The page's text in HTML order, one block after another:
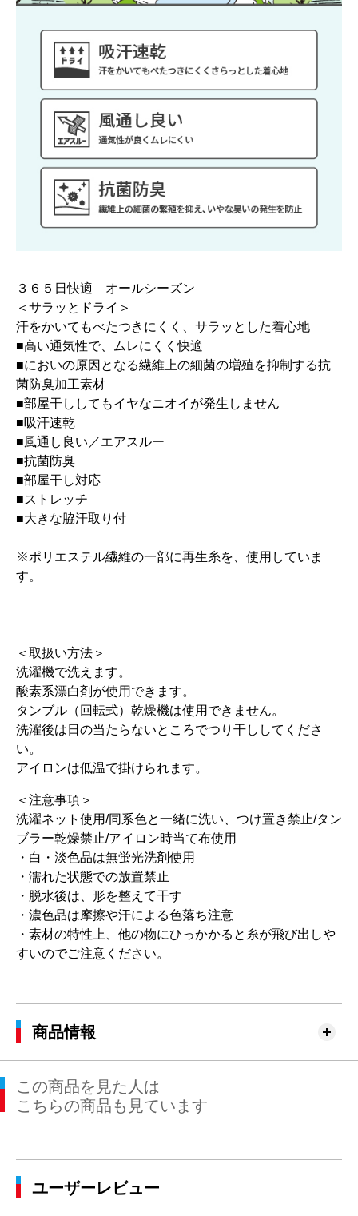
３６５日快適 オールシーズン
＜サラッとドライ＞
汗をかいてもべたつきにくく、サラッとした着心地
■高い通気性で、ムレにくく快適
■においの原因となる繊維上の細菌の増殖を抑制する抗
菌防臭加工素材
■部屋干ししてもイヤなニオイが発生しません
■吸汗速乾
■風通し良い／エアスルー
■抗菌防臭
■部屋干し対応
■ストレッチ
■大きな脇汗取り付
※ポリエステル繊維の一部に再生糸を、使用していま
す。
＜取扱い方法＞
洗濯機で洗えます。
酸素系漂白剤が使用できます。
タンブル（回転式）乾燥機は使用できません。
洗濯後は日の当たらないところでつり干ししてくださ
い。
アイロンは低温で掛けられます。
＜注意事項＞
洗濯ネット使用/同系色と一緒に洗い、つけ置き禁止/タン
ブラー乾燥禁止/アイロン時当て布使用
・白・淡色品は無蛍光洗剤使用
・濡れた状態での放置禁止
・脱水後は、形を整えて干す
・濃色品は摩擦や汗による色落ち注意
・素材の特性上、他の物にひっかかると糸が飛び出しや
すいのでご注意ください。
商品情報
この商品を見た人は
こちらの商品も見ています
ユーザーレビュー